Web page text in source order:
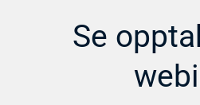
Se